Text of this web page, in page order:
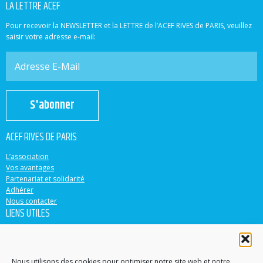
LA LETTRE ACEF
Pour recevoir la NEWSLETTER et la LETTRE de l’ACEF RIVES de PARIS, veuillez
saisir votre adresse e-mail:
S'abonner
ACEF RIVES DE PARIS
L’association
Vos avantages
Partenariat et solidarité
Adhérer
Nous contacter
LIENS UTILES